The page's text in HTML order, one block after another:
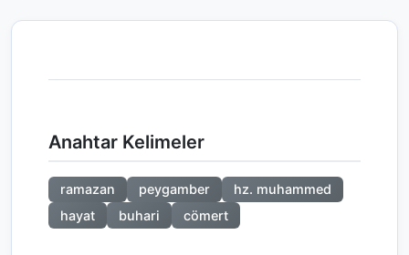
Anahtar Kelimeler
ramazan peygamber
hz. muhammed
hayat
buhari cömert